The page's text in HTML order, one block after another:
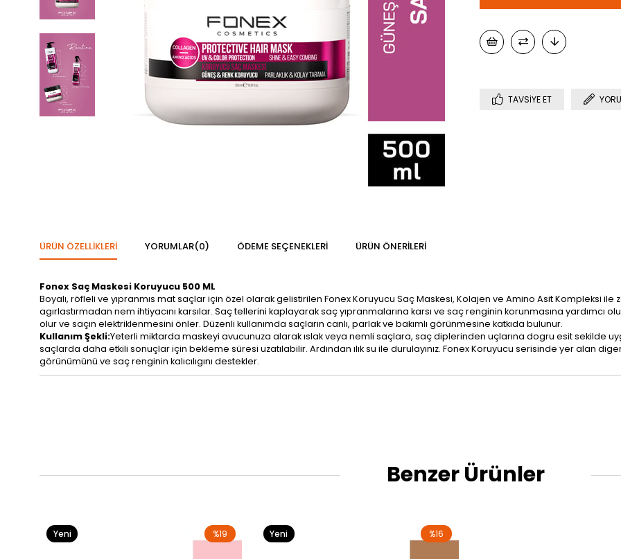
TAVSIYE ET
ÜRÜN ÖZELLIKLERI YORUMLAR(0) ÖDEME SEÇENEKLERI ÜRÜN ÖNERILERI
Fonex Saç Maskesi Koruyucu 500 ML
Boyalı, röfleli ve yıpranmıs mat saçlar için özel olarak gelistirilen Fonex Koruyucu Saç Maskesi, Kolajen ve Amino Asit Kompleksi
agırlastırmadan nem ihtiyacını karsılar. Saç tellerini kaplayarak saç yıpranmalarına karsı ve saç renginin korunmasına yardımcı
olur ve saçın elektriklenmesini önler. Düzenli kullanımda saçların canlı, parlak ve bakımlı görünmesine katkıda bulunur.
Kullanım Şekli:Yeterli miktarda maskeyi avucunuza alarak ıslak veya nemli saçlara, saç diplerinden uçlarına dogru esit sekilde
saçlarda daha etkili sonuçlar için bekleme süresi uzatılabilir. Ardından ılık su ile durulayınız. Fonex Koruyucu serisinde yer alan
görünümünü ve saç renginin kalıcılıgını destekler.
Benzer Ürünler
%19
Yeni
%16
Yeni